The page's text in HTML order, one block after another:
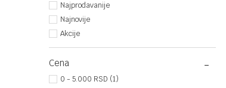
Najprodavanije
Najnovije
Akcije
Cena
0 - 5.000 RSD (1)